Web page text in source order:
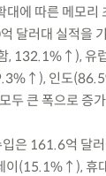
에 따른 메모리
달러대 실적을
, 132.1%↑), 유
인도
두 큰 폭으로 증
입은 161.6억 달
이(15.1%↑), 휴